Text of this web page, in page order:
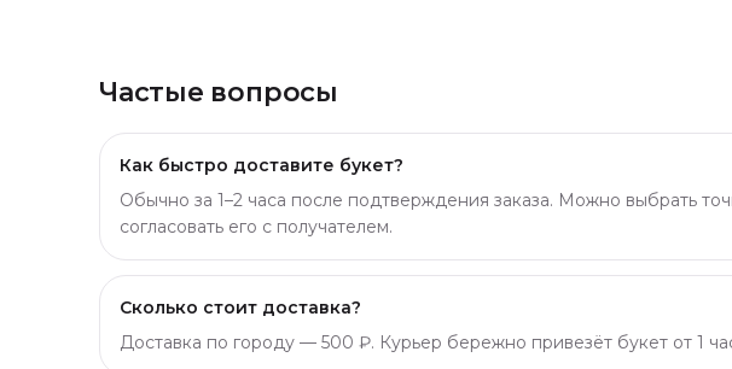
Частые вопросы
Как быстро доставите букет?
Обычно за 1–2 часа после подтверждения заказа. Можно выбрать
согласовать его с получателем.
Сколько стоит доставка?
Доставка по городу — 500 ₽. Курьер бережно привезёт букет от 1